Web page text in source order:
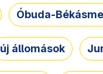
Óbuda-
új állomások